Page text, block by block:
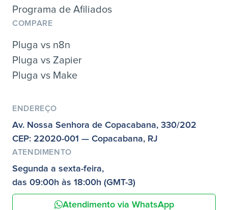
Programa de Afiliados
COMPARE
Pluga vs n8n
Pluga vs Zapier
Pluga vs Make
ENDEREÇO
Av. Nossa Senhora de Copacabana, 330/202
CEP: 22020-001 — Copacabana, RJ
ATENDIMENTO
Segunda a sexta-feira,
das 09:00h às 18:00h (GMT-3)
Atendimento via WhatsApp